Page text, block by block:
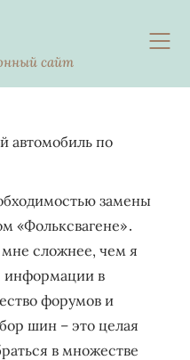
сайт
автомобиль по
замены
«Фольксвагене»․
сложнее, чем я
информации в
форумов и
шин – это целая
в множестве